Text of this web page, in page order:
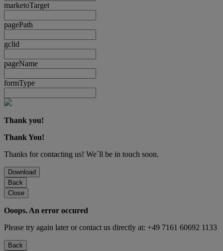
marketoTarget
pagePath
gclid
pageName
formType
Thank you!
Thank You!
Thanks for contacting us! We´ll be in touch soon.
Download
Back
Close
Ooops. An error occured
Please try again later or contact us directly at: +49 7161 60692 1133
Back